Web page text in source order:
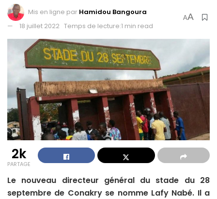
Mis en ligne par Hamidou Bangoura
18 juillet 2022 Temps de lecture:1 min read
AA
2k
PARTAGE
Le nouveau directeur général du stade du 28
septembre de Conakry se nomme Lafy Nabé. Il a